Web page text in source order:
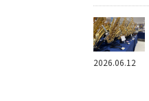
2026.06.12